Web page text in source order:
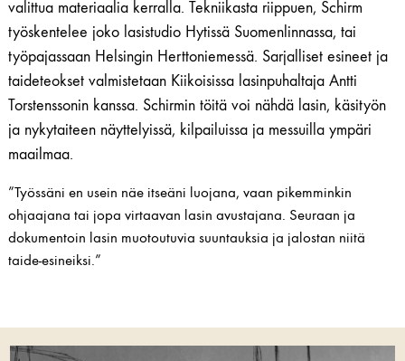
valittua materiaalia kerralla. Tekniikasta riippuen, Schirm
työskentelee joko lasistudio Hytissä Suomenlinnassa, tai
työpajassaan Helsingin Herttoniemessä. Sarjalliset esineet ja
taideteokset valmistetaan Kiikoisissa lasinpuhaltaja Antti
Torstenssonin kanssa. Schirmin töitä voi nähdä lasin, käsityön
ja nykytaiteen näyttelyissä, kilpailuissa ja messuilla ympäri
maailmaa.
”Työssäni en usein näe itseäni luojana, vaan pikemminkin
ohjaajana tai jopa virtaavan lasin avustajana. Seuraan ja
dokumentoin lasin muotoutuvia suuntauksia ja jalostan niitä
taide-esineiksi.”